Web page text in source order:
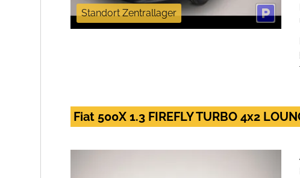
Standort Zentrallager
Fiat 500X 1.3 FIREFLY TURBO 4x2